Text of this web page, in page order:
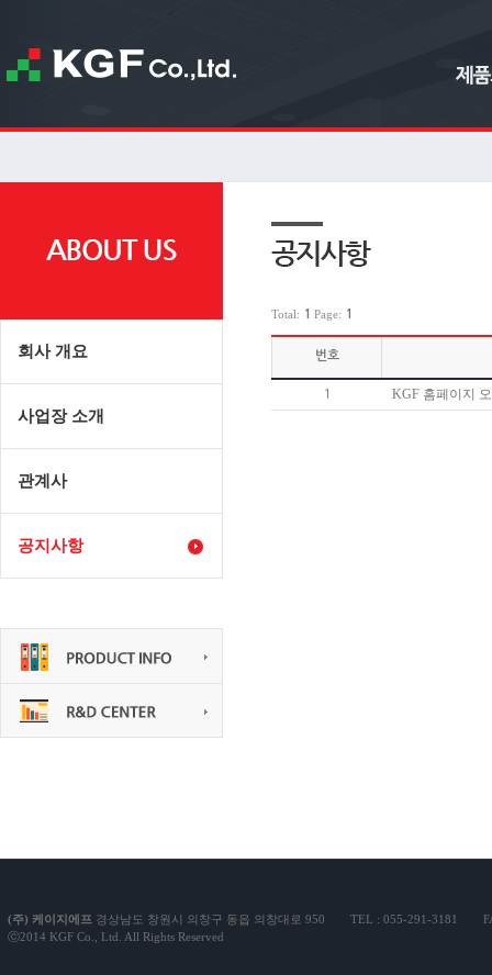
회사개요
사업장소개
관계사
공지사항
Total: 1 Page: 1
번호
1 KGF홈페이지
(주)케이지에프 경상남도창원시의창구동읍의창대로950 TEL:055-291-3181
ⓒ2014KGFCo.,Ltd.AllRightsReserved